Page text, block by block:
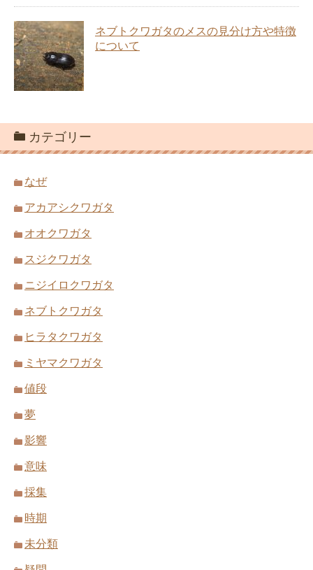
ネブトクワガタのメスの見分け方や特徴
について
カテゴリー
なぜ
アカアシクワガタ
オオクワガタ
スジクワガタ
ニジイロクワガタ
ネブトクワガタ
ヒラタクワガタ
ミヤマクワガタ
値段
夢
影響
意味
採集
時期
未分類